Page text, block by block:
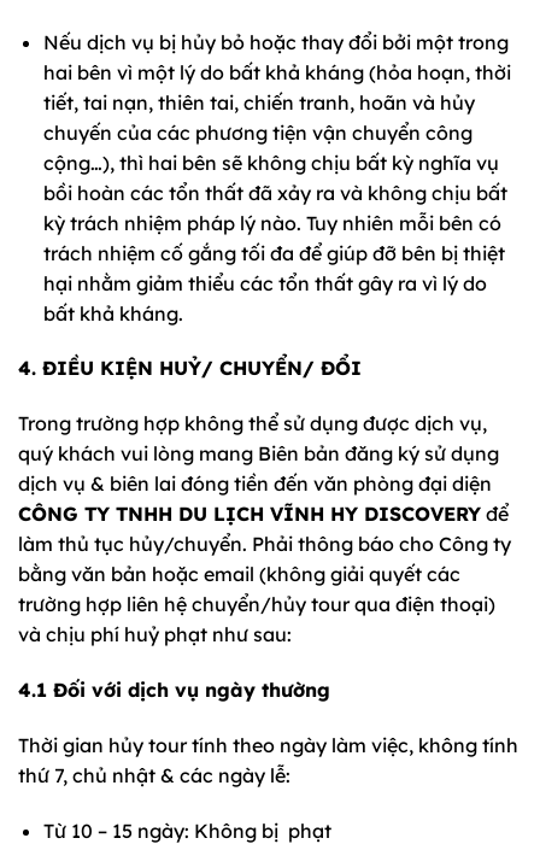
Nếu dịch vụ bị hủy bỏ hoặc thay đổi bởi một trong
hai bên vì một lý do bất khả kháng (hỏa hoạn, thời
tiết, tai nạn, thiên tai, chiến tranh, hoãn và hủy
chuyến của các phương tiện vận chuyển công
cộng…), thì hai bên sẽ không chịu bất kỳ nghĩa vụ
bồi hoàn các tổn thất đã xảy ra và không chịu bất
kỳ trách nhiệm pháp lý nào. Tuy nhiên mỗi bên có
trách nhiệm cố gắng tối đa để giúp đỡ bên bị thiệt
hại nhằm giảm thiểu các tổn thất gây ra vì lý do
bất khả kháng.
4. ĐIỀU KIỆN HUỶ/ CHUYỂN/ ĐỔI
Trong trường hợp không thể sử dụng được dịch vụ,
quý khách vui lòng mang Biên bản đăng ký sử dụng
dịch vụ & biên lai đóng tiền đến văn phòng đại diện
CÔNG TY TNHH DU LỊCH VĨNH HY DISCOVERY để
làm thủ tục hủy/chuyển. Phải thông báo cho Công ty
bằng văn bản hoặc email (không giải quyết các
trường hợp liên hệ chuyển/hủy tour qua điện thoại)
và chịu phí huỷ phạt như sau:
4.1 Đối với dịch vụ ngày thường
Thời gian hủy tour tính theo ngày làm việc, không tính
thứ 7, chủ nhật & các ngày lễ:
Từ 10 – 15 ngày: Không bị phạt